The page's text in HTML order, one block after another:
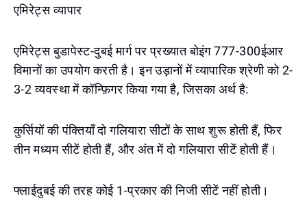
एमिरेट्स व्यापार
एमिरेट्स बुडापेस्ट-दुबई मार्ग पर प्रख्यात बोइंग 777-300ईआर
विमानों का उपयोग करती है। इन उड़ानों में व्यापारिक श्रेणी को 2-
3-2 व्यवस्था में कॉन्फ़िगर किया गया है, जिसका अर्थ है:
कुर्सियों की पंक्तियाँ दो गलियारा सीटों के साथ शुरू होती हैं, फिर
तीन मध्यम सीटें होती हैं, और अंत में दो गलियारा सीटें होती हैं।
फ्लाईदुबई की तरह कोई 1-प्रकार की निजी सीटें नहीं होती।